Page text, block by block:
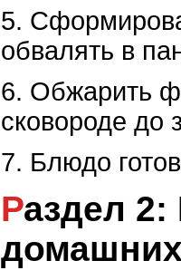
5.
обвалять в
6. Обжарить
сковороде до
7. Блюдо
Раздел 2: Пицца в